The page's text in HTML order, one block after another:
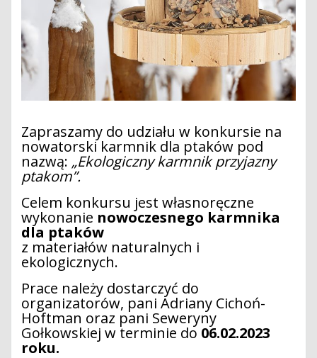
Zapraszamy do udziału w konkursie na
nowatorski karmnik dla ptaków pod
nazwą: „Ekologiczny karmnik przyjazny
ptakom”.
Celem konkursu jest własnoręczne
wykonanie nowoczesnego karmnika
dla ptaków
z materiałów naturalnych i
ekologicznych.
Prace należy dostarczyć do
organizatorów, pani Adriany Cichoń-
Hoftman oraz pani Seweryny
Gołkowskiej w terminie do 06.02.2023
roku.